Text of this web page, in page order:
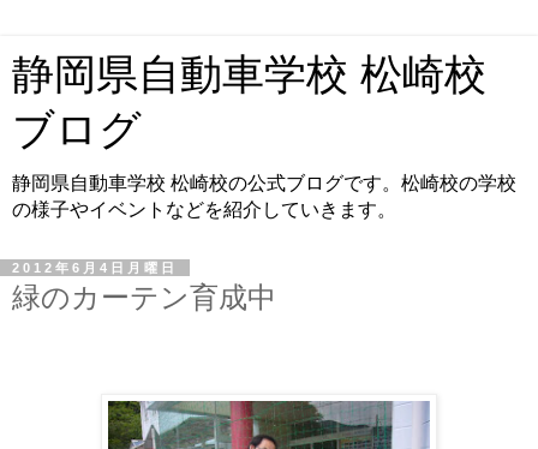
静岡県自動車学校 松崎校
ブログ
静岡県自動車学校 松崎校の公式ブログです。松崎校の学校
の様子やイベントなどを紹介していきます。
2012年6月4日月曜日
緑のカーテン育成中